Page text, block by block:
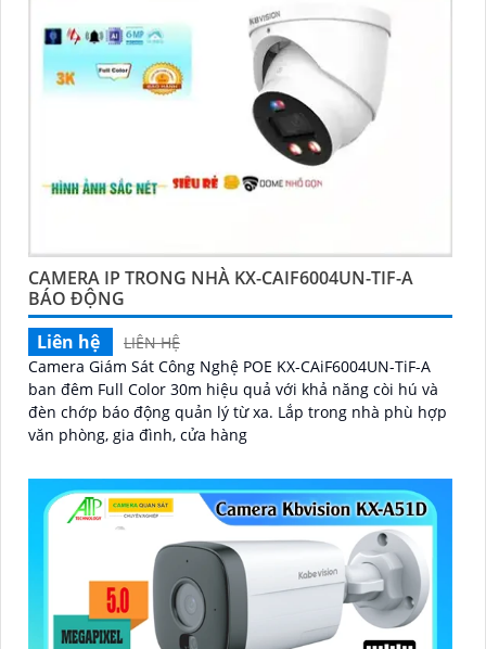
CAMERA IP TRONG NHÀ KX-CAIF6004UN-TIF-A
BÁO ĐỘNG
Liên hệ
LIÊN HỆ
Camera Giám Sát Công Nghệ POE KX-CAiF6004UN-TiF-A
ban đêm Full Color 30m hiệu quả với khả năng còi hú và
đèn chớp báo động quản lý từ xa. Lắp trong nhà phù hợp
văn phòng, gia đình, cửa hàng